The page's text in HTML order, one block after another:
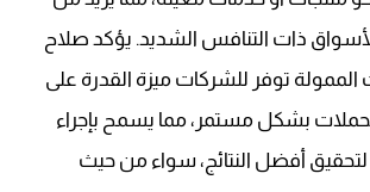
ذات التنافس الشديد. يؤكد صلاح
توفر للشركات ميزة القدرة على
بشكل مستمر، مما يسمح بإجراء
لتحقيق أفضل النتائج، سواء من حيث